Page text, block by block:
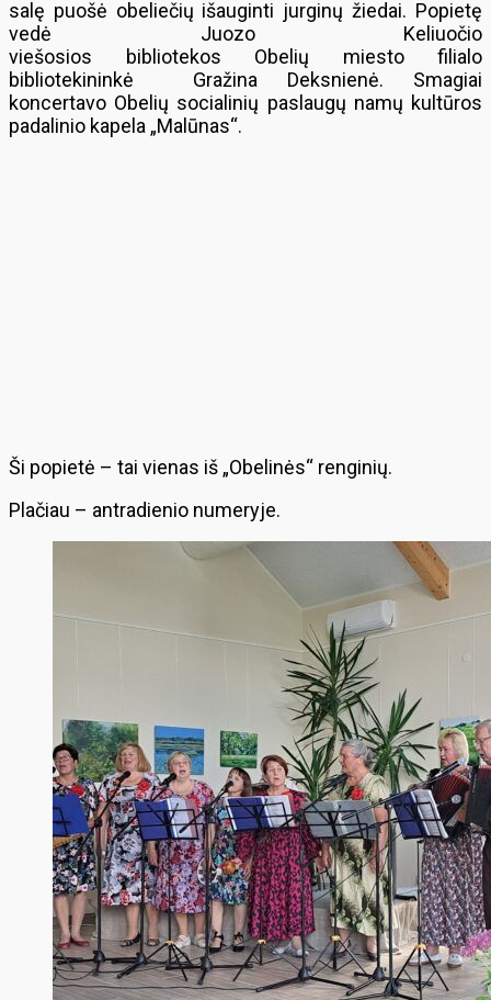
salę puošė obeliečių išauginti jurginų žiedai. Popietę
vedė Juozo Keliuočio
viešosios bibliotekos Obelių miesto filialo
bibliotekininkė Gražina Deksnienė. Smagiai
koncertavo Obelių socialinių paslaugų namų kultūros
padalinio kapela „Malūnas“.
Ši popietė – tai vienas iš „Obelinės“ renginių.
Plačiau – antradienio numeryje.